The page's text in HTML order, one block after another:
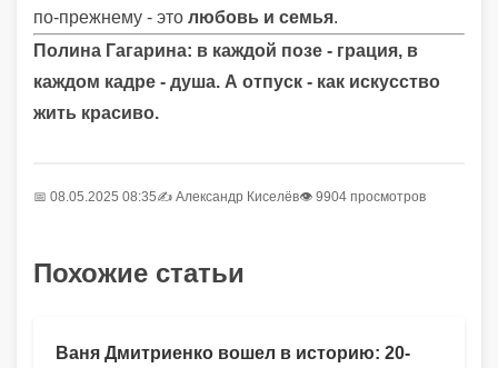
по-прежнему - это любовь и семья.
Полина Гагарина: в каждой позе - грация, в
каждом кадре - душа. А отпуск - как искусство
жить красиво.
📅 08.05.2025 08:35✍️ Александр Киселёв👁 9904 просмотров
Похожие статьи
Ваня Дмитриенко вошел в историю: 20-